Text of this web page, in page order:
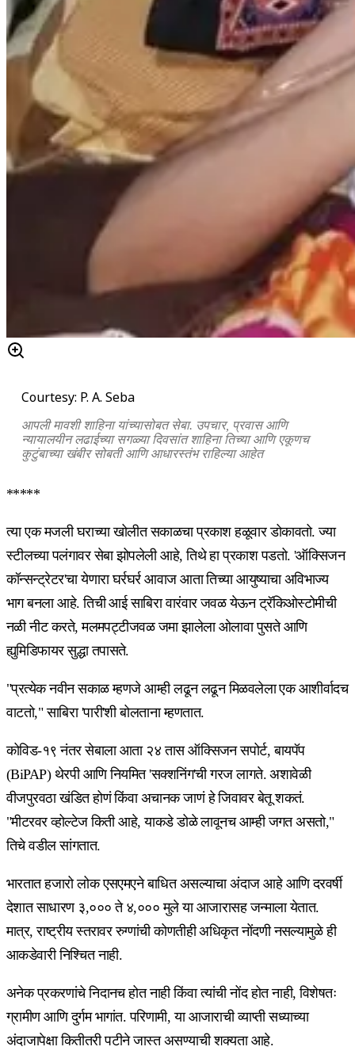
Courtesy: P. A. Seba
आपली मावशी शाहिना यांच्यासोबत सेबा. उपचार, प्रवास आणि
न्यायालयीन लढाईच्या सगळ्या दिवसांत शाहिना तिच्या आणि एकूणच
कुटुंबाच्या खंबीर सोबती आणि आधारस्तंभ राहिल्या आहेत
*****
त्या एक मजली घराच्या खोलीत सकाळचा प्रकाश हळूवार डोकावतो. ज्या
स्टीलच्या पलंगावर सेबा झोपलेली आहे, तिथे हा प्रकाश पडतो. 'ऑक्सिजन
कॉन्सन्ट्रेटर'चा येणारा घर्रघर्र आवाज आता तिच्या आयुष्याचा अविभाज्य
भाग बनला आहे. तिची आई साबिरा वारंवार जवळ येऊन ट्रॅकिओस्टोमीची
नळी नीट करते, मलमपट्टीजवळ जमा झालेला ओलावा पुसते आणि
ह्युमिडिफायर सुद्धा तपासते.
"प्रत्येक नवीन सकाळ म्हणजे आम्ही लढून लढून मिळवलेला एक आशीर्वादच
वाटतो," साबिरा 'पारी'शी बोलताना म्हणतात.
कोविड-१९ नंतर सेबाला आता २४ तास ऑक्सिजन सपोर्ट, बायपॅप
(BiPAP) थेरपी आणि नियमित 'सक्शनिंग'ची गरज लागते. अशावेळी
वीजपुरवठा खंडित होणं किंवा अचानक जाणं हे जिवावर बेतू शकतं.
"मीटरवर व्होल्टेज किती आहे, याकडे डोळे लावूनच आम्ही जगत असतो,"
तिचे वडील सांगतात.
भारतात हजारो लोक एसएमएने बाधित असल्याचा अंदाज आहे आणि दरवर्षी
देशात साधारण ३,००० ते ४,००० मुले या आजारासह जन्माला येतात.
मात्र, राष्ट्रीय स्तरावर रुग्णांची कोणतीही अधिकृत नोंदणी नसल्यामुळे ही
आकडेवारी निश्चित नाही.
अनेक प्रकरणांचे निदानच होत नाही किंवा त्यांची नोंद होत नाही, विशेषतः
ग्रामीण आणि दुर्गम भागांत. परिणामी, या आजाराची व्याप्ती सध्याच्या
अंदाजापेक्षा कितीतरी पटीने जास्त असण्याची शक्यता आहे.